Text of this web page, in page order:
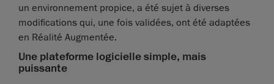
un environnement propice, a été sujet à diverses
modifications qui, une fois validées, ont été adaptées
en Réalité Augmentée.
Une plateforme logicielle simple, mais
puissante